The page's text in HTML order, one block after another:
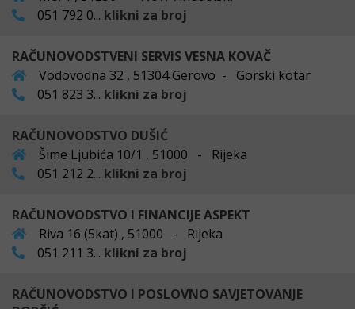
051 792 0... klikni za broj
RAČUNOVODSTVENI SERVIS VESNA KOVAČ
Vodovodna 32 , 51304 Gerovo - Gorski kotar
051 823 3... klikni za broj
RAČUNOVODSTVO DUŠIĆ
Šime Ljubića 10/1 , 51000 - Rijeka
051 212 2... klikni za broj
RAČUNOVODSTVO I FINANCIJE ASPEKT
Riva 16 (5kat) , 51000 - Rijeka
051 211 3... klikni za broj
RAČUNOVODSTVO I POSLOVNO SAVJETOVANJE